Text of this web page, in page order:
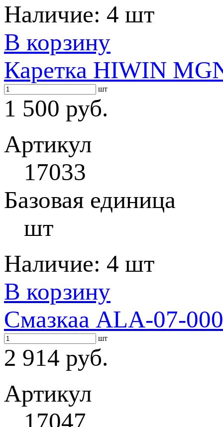
Наличие: 4 шт
В корзину
Каретка HIWIN
шт
1 500 руб.
Артикул
17033
Базовая единица
шт
Наличие: 4 шт
В корзину
Смазкаа ALA-07-
шт
2 914 руб.
Артикул
17047